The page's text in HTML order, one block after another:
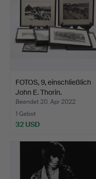
FOTOS, 9, einschließlich
John E. Thorin.
Beendet 20. Apr 2022
1 Gebot
32 USD